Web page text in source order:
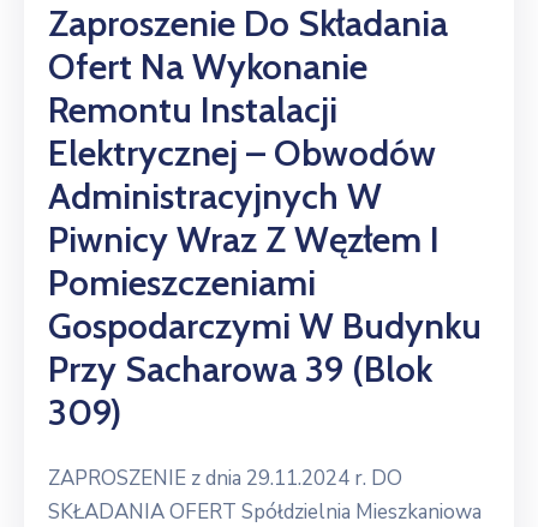
Zaproszenie Do Składania
Ofert Na Wykonanie
Remontu Instalacji
Elektrycznej – Obwodów
Administracyjnych W
Piwnicy Wraz Z Węzłem I
Pomieszczeniami
Gospodarczymi W Budynku
Przy Sacharowa 39 (blok
309)
ZAPROSZENIE z dnia 29.11.2024 r. DO
SKŁADANIA OFERT Spółdzielnia Mieszkaniowa